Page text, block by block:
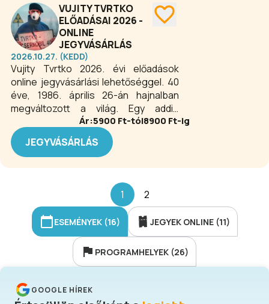
még rosszabb, vicces. Ez az este a
harmadik hibával kezdődik...
művek, amelyekben szövegíróként
működött közre.
VUJITY TVRTKO
ELŐADÁSAI 2026 -
ONLINE
JEGYVÁSÁRLÁS
2026.10.27. (KEDD)
Vujity Tvrtko 2026. évi előadások
online jegyvásárlási lehetőséggel. 40
éve, 1986. április 26-án hajnalban
megváltozott a világ. Egy addig
teljesen ismeretlen kisváros,
Csernobil neve pillanatok alatt
világhírű lett. Mi és miért történt
pontosan? Hogyan hallgatták el a
Csernobil ma? Mi az igazság és a
hazugság a térséggel kapcsolatban?
Ár:5900 Ft-tól8900 Ft-ig
JEGYVÁSÁRLÁS
1 2
ESEMÉNYEK (16) JEGYEK ONLINE (11)
PROGRAMHELYEK (26)
GOOGLE HÍREK